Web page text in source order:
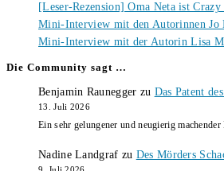
[Leser-Rezension] Oma Neta ist
Mini-Interview mit den Autorinnen Jo
Mini-Interview mit der Autorin Lisa
Die Community sagt …
Benjamin Raunegger zu Das Patent
13. Juli 2026
Ein sehr gelungener und neugierig
Nadine Landgraf zu Des Mörders